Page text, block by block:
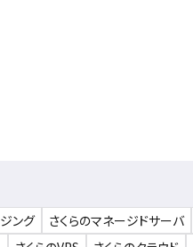
ング さくらのマネージドサーバ